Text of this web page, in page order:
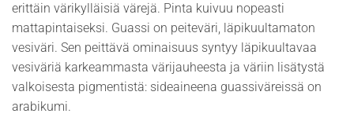
erittäin värikylläisiä värejä. Pinta kuivuu nopeasti
mattapintaiseksi. Guassi on peiteväri, läpikuultamaton
vesiväri. Sen peittävä ominaisuus syntyy läpikuultavaa
vesiväriä karkeammasta värijauheesta ja väriin lisätystä
valkoisesta pigmentistä: sideaineena guassiväreissä on
arabikumi.